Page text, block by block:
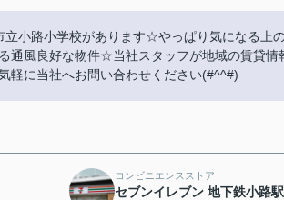
小路小学校があります☆やっぱり気になる上
通風良好な物件☆当社スタッフが地域の賃貸情
軽に当社へお問い合わせください(#^^#)
コンビニエンスストア
セブンイレブン 地下鉄小路